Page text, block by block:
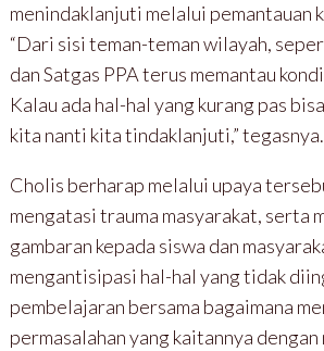
menindaklanjuti melalui pemantauan
“Dari sisi teman-teman wilayah,
dan Satgas PPA terus memantau
Kalau ada hal-hal yang kurang pas
kita nanti kita tindaklanjuti,” tegasnya.
Cholis berharap melalui upaya
mengatasi trauma masyarakat, serta
gambaran kepada siswa dan
mengantisipasi hal-hal yang tidak
pembelajaran bersama bagaimana
permasalahan yang kaitannya